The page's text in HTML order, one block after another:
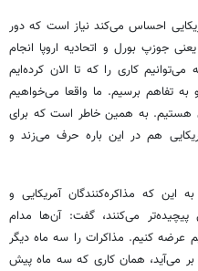
احساس می‌کند نیاز است که دور
جوزپ بورل و اتحادیه اروپا انجام
کاری را که تا الان کرده‌ایم
به تفاهم برسیم. ما واقعا می‌خواهیم
هستیم. به همین خاطر است که برای
هم در این باره حرف می‌زند و
این که مذاکره‌کنندگان آمریکایی و
می‌کنند، گفت: آن‌ها مدام
عرضه کنیم. مذاکرات را سه ماه دیگر
می‌آید، همان کاری که سه ماه پیش